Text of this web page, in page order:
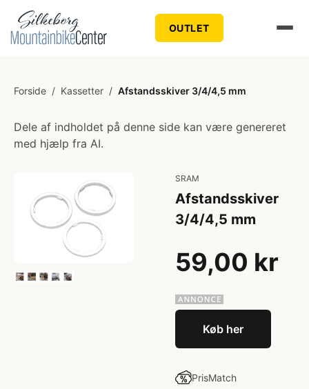
OUTLET
Forside / Kassetter / Afstandsskiver 3/4/4,5 mm
Dele af indholdet på denne side kan være genereret
med hjælp fra AI.
SRAM
Afstandsskiver
3/4/4,5 mm
59,00 kr
Køb her
PrisMatch